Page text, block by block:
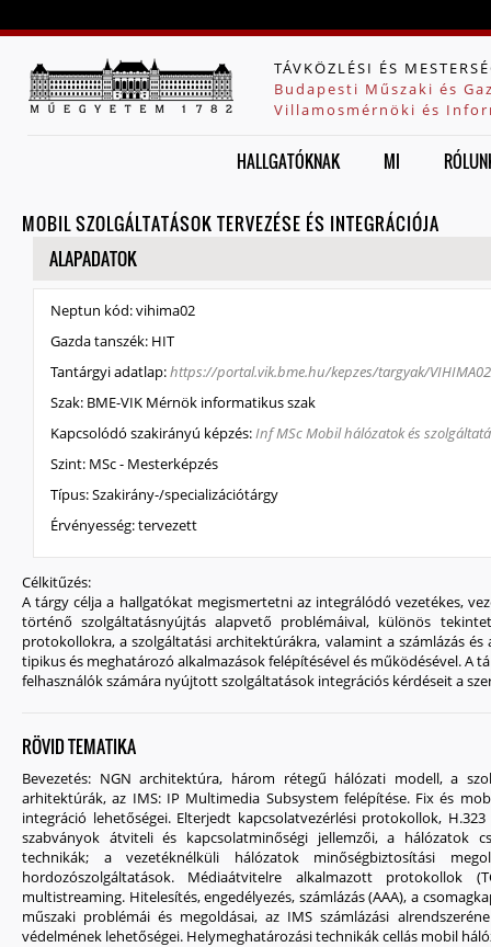
TÁVKÖZLÉSI ÉS
Budapesti Műszaki és
Villamosmérnöki és
HALLGATÓKNAK MI
MOBIL SZOLGÁLTATÁSOK TERVEZÉSE ÉS INTEGRÁCIÓJA
ELREJT
ALAPADATOK
Neptun kód:vihima02
Gazda tanszék: HIT
Tantárgyi adatlap:https://portal.vik.bme.hu/kepzes/targyak/
Szak: BME-VIK Mérnök informatikus szak
Kapcsolódó szakirányú képzés: Inf MSc Mobil hálózatok és
Szint: MSc - Mesterképzés
Típus:Szakirány-/specializációtárgy
Érvényesség:tervezett
Célkitűzés:
A tárgy célja a hallgatókat megismertetni az integrálódó vezetékes,
történő szolgáltatásnyújtás alapvető problémáival, különös
protokollokra, a szolgáltatási architektúrákra, valamint a számlázás és
tipikus és meghatározó alkalmazások felépítésével és működésével. A
felhasználók számára nyújtott szolgáltatások integrációs kérdéseit a
RÖVID TEMATIKA
Bevezetés: NGN architektúra, három rétegű hálózati modell, a
arhitektúrák, az IMS: IP Multimedia Subsystem felépítése. Fix és
integráció lehetőségei. Elterjedt kapcsolatvezérlési protokollok,
szabványok átviteli és kapcsolatminőségi jellemzői, a hálózatok
technikák; a vezetéknélküli hálózatok minőségbiztosítási
hordozószolgáltatások. Médiaátvitelre alkalmazott protokollok
multistreaming. Hitelesítés, engedélyezés, számlázás (AAA), a
műszaki problémái és megoldásai, az IMS számlázási
védelmének lehetőségei. Helymeghatározási technikák cellás mobil